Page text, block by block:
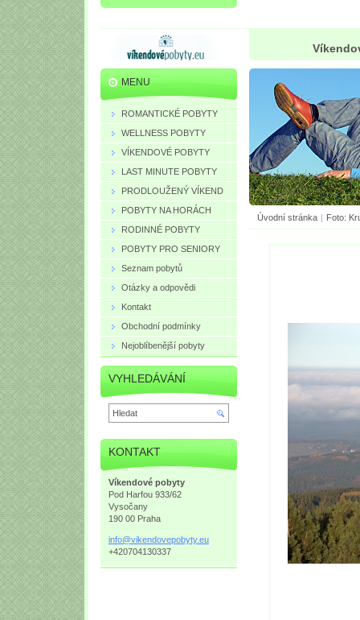
Úvodní stránka | Foto:
MENU
ROMANTICKÉ POBYTY
WELLNESS POBYTY
VÍKENDOVÉ POBYTY
LAST MINUTE POBYTY
PRODLOUŽENÝ VÍKEND
POBYTY NA HORÁCH
RODINNÉ POBYTY
POBYTY PRO SENIORY
Seznam pobytů
Otázky a odpovědi
Kontakt
Obchodní podmínky
Nejoblíbenější pobyty
VYHLEDÁVÁNÍ
KONTAKT
Víkendové pobyty
Pod Harfou 933/62
Vysočany
190 00 Praha
info@vikendovepobyty.eu
+420704130337